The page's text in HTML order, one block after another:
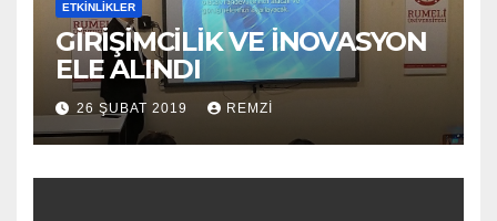
ETKINLIKLER
GİRİŞİMCİLİK VE İNOVASYON
ELE ALINDI
26 ŞUBAT 2019 REMZI